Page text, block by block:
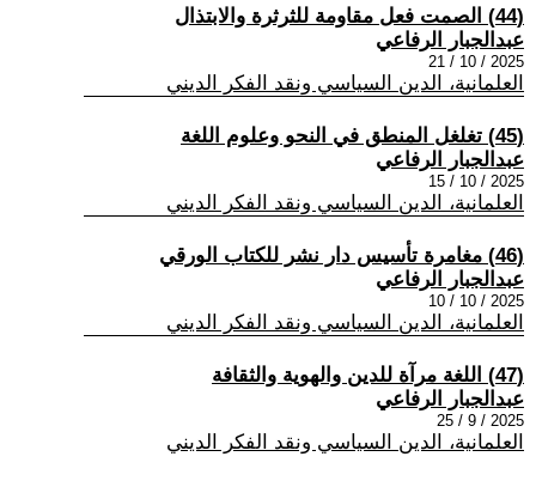
(44) الصمت فعل مقاومة للثرثرة والابتذال
عبدالجبار الرفاعي
2025 / 10 / 21
العلمانية، الدين السياسي ونقد الفكر الديني
(45) تغلغل المنطق في النحو وعلوم اللغة
عبدالجبار الرفاعي
2025 / 10 / 15
العلمانية، الدين السياسي ونقد الفكر الديني
(46) مغامرة تأسيس دار نشر للكتاب الورقي
عبدالجبار الرفاعي
2025 / 10 / 10
العلمانية، الدين السياسي ونقد الفكر الديني
(47) اللغة مرآة للدين والهوية والثقافة
عبدالجبار الرفاعي
2025 / 9 / 25
العلمانية، الدين السياسي ونقد الفكر الديني